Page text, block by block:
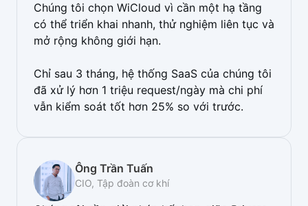
Chúng tôi chọn WiCloud vì cần một hạ tầng
có thể triển khai nhanh, thử nghiệm liên tục và
mở rộng không giới hạn.
Chỉ sau 3 tháng, hệ thống SaaS của chúng tôi
đã xử lý hơn 1 triệu request/ngày mà chi phí
vẫn kiểm soát tốt hơn 25% so với trước.
Ông Trần Tuấn
CIO, Tập đoàn cơ khí